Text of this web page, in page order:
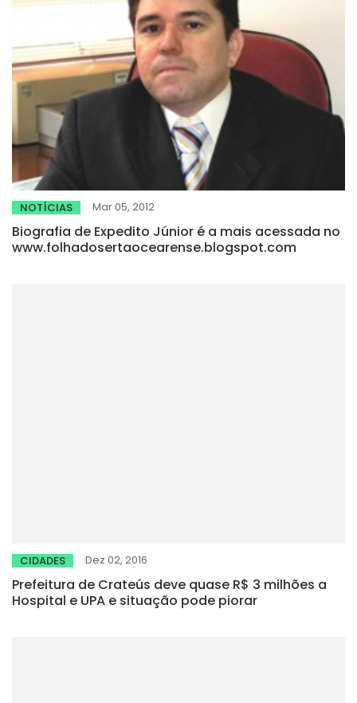
NOTÍCIAS Mar 05, 2012
Biografia de Expedito Júnior é a mais acessada no
www.folhadosertaocearense.blogspot.com
CIDADES Dez 02, 2016
Prefeitura de Crateús deve quase R$ 3 milhões a
Hospital e UPA e situação pode piorar